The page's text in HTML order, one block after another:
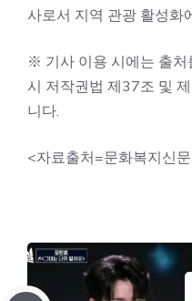
사로서 지역 관광 활성화
※ 기사 이용 시에는 출처
시 저작권법 제37조 및
니다.
<자료출처=문화복지신